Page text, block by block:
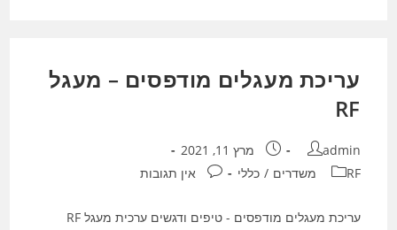
עריכת מעגלים מודפסים – מעגל
RF
מחבר:
admin פורסם:מרץ 11, 2021
קטגוריה:
RF משדרים / כללי תגובות:אין תגובות
עריכת מעגלים מודפסים - טיפים ודגשים ערכית מעגל RF